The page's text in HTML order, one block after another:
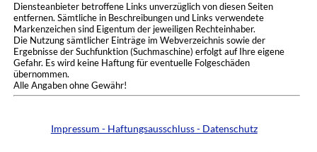
Diensteanbieter betroffene Links unverzüglich von diesen Seiten
entfernen. Sämtliche in Beschreibungen und Links verwendete
Markenzeichen sind Eigentum der jeweiligen Rechteinhaber.
Die Nutzung sämtlicher Einträge im Webverzeichnis sowie der
Ergebnisse der Suchfunktion (Suchmaschine) erfolgt auf Ihre eigene
Gefahr. Es wird keine Haftung für eventuelle Folgeschäden
übernommen.
Alle Angaben ohne Gewähr!
Impressum - Haftungsausschluss - Datenschutz